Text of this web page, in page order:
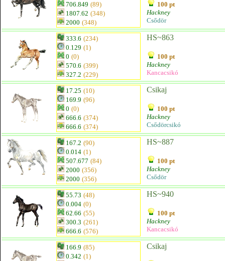
706.849 (89)
1807.62 (348)
2000 (348)
100 pt
Hackney
Csődör
333.6 (234)
0.129 (1)
0 (0)
570.6 (399)
327.2 (229)
HS~863
100 pt
Hackney
Kancacsikó
17.25 (10)
169.9 (96)
0 (0)
666.6 (374)
666.6 (374)
Csikaj
100 pt
Hackney
Csődörcsikó
167.2 (90)
0.014 (1)
507.677 (84)
2000 (356)
2000 (356)
HS~887
100 pt
Hackney
Csődör
55.73 (48)
0.004 (0)
62.66 (55)
300.3 (261)
666.6 (576)
HS~940
100 pt
Hackney
Kancacsikó
166.9 (85)
0.342 (1)
Csikaj